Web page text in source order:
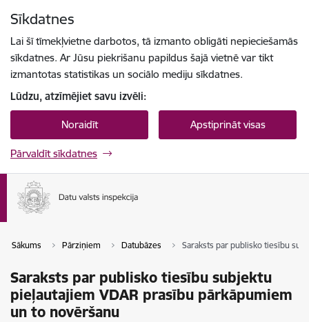
Sīkdatnes
Lai šī tīmekļvietne darbotos, tā izmanto obligāti nepieciešamās
sīkdatnes. Ar Jūsu piekrišanu papildus šajā vietnē var tikt
izmantotas statistikas un sociālo mediju sīkdatnes.
Lūdzu, atzīmējiet savu izvēli:
Noraidīt Apstiprināt visas
Pārvaldīt sīkdatnes
Sākums Pārziņiem Datubāzes Saraksts par publisko tiesību
Saraksts par publisko tiesību subjektu
pieļautajiem VDAR prasību pārkāpumiem
un to novēršanu